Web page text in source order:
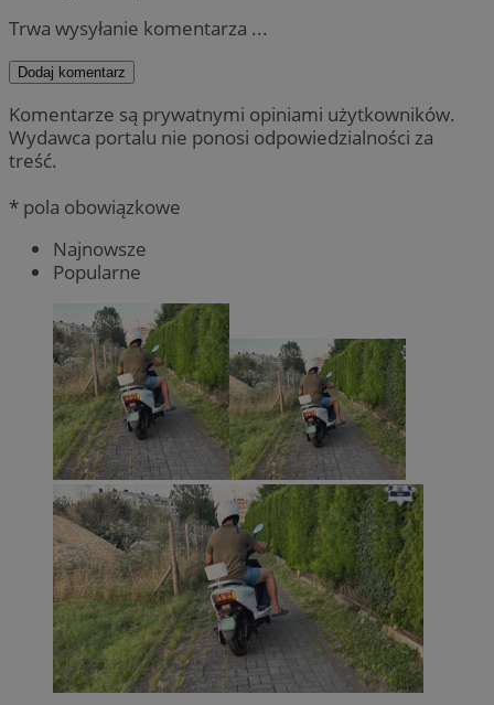
Trwa wysyłanie komentarza ...
Dodaj komentarz
Komentarze są prywatnymi opiniami użytkowników.
Wydawca portalu nie ponosi odpowiedzialności za
treść.
* pola obowiązkowe
Najnowsze
Popularne